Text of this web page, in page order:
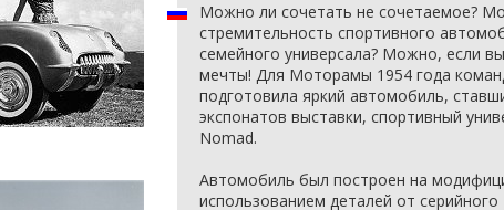
Можно ли сочетать не сочетаемое?
стремительность спортивного
семейного универсала? Можно, если
мечты! Для Моторамы 1954 года
подготовила яркий автомобиль,
экспонатов выставки, спортивный
Nomad.
Автомобиль был построен на
использованием деталей от